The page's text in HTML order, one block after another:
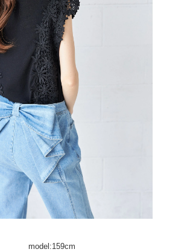
model:159cm